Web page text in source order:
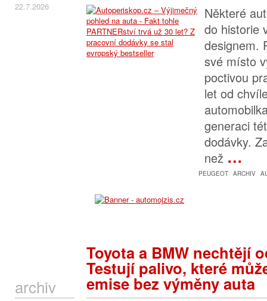
22.7.2026
Některé
do historie
designem.
své místo
poctivou
let od
generaci
dodávky.
než …
PEUGEOT ARCHIV
Toyota a BMW nechtějí
Testují palivo, které
emise bez výměny auta
archiv